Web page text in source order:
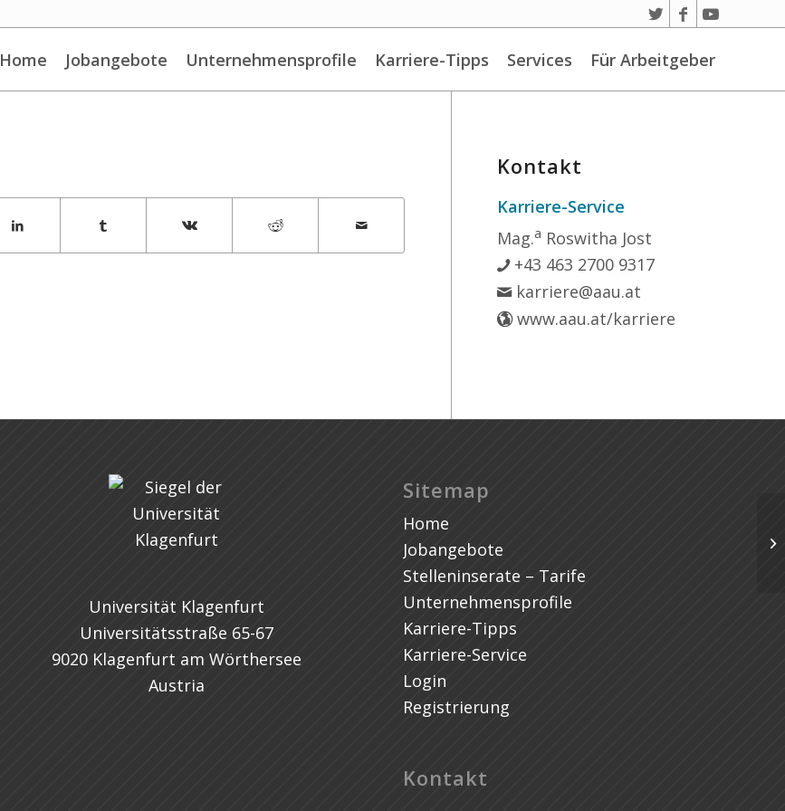
Home Jobangebote Unternehmensprofile Karriere-Tipps Services Für Arbeitgeber
Kontakt
Karriere-Service
Mag.a Roswitha Jost
+43 463 2700 9317
karriere@aau.at
www.aau.at/karriere
Universität Klagenfurt
Universitätsstraße 65-67
9020 Klagenfurt am Wörthersee
Austria
Sitemap
Home
Jobangebote
Stelleninserate – Tarife
Unternehmensprofile
Karriere-Tipps
Karriere-Service
Login
Registrierung
Kontakt